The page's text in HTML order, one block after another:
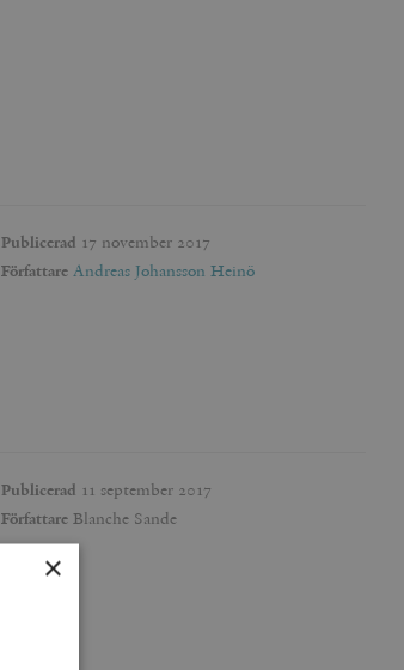
Publicerad 17 november 2017
Författare Andreas Johansson Heinö
Publicerad 11 september 2017
Författare Blanche Sande
×